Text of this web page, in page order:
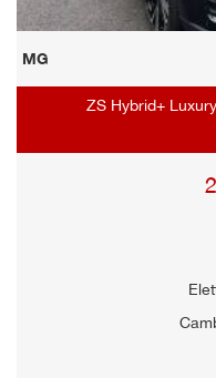
MG
ZS Hybrid+